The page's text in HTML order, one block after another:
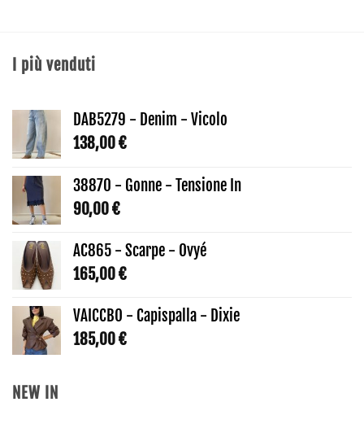
I più venduti
DAB5279 - Denim - Vicolo
138,00€
38870 - Gonne - Tensione In
90,00€
AC865 - Scarpe - Ovyé
165,00€
VAICCBO - Capispalla - Dixie
185,00€
NEW IN